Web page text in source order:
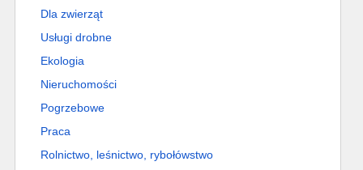
Dla zwierząt
Usługi drobne
Ekologia
Nieruchomości
Pogrzebowe
Praca
Rolnictwo, leśnictwo, rybołówstwo